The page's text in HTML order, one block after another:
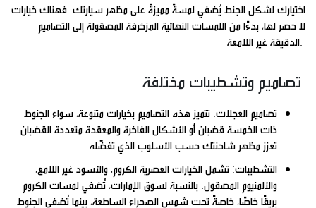
اختيارك لشكل الجنط يُضفي لمسةً مميزةً على مظهر سيارتك. فهناك خيارات
لا حصر لها، بدءًا من اللمسات النهائية المزخرفة المصقولة إلى التصاميم
الدقيقة غير اللامعة.
تصاميم العجلات: تتميز هذه التصاميم بخيارات متنوعة، سواء الجنوط
ذات الخمسة قضبان أو الأشكال الفاخرة والمعقدة متعددة القضبان.
تعزز مظهر شاحنتك حسب الأسلوب الذي تفضّله.
التشطيبات: تشمل الخيارات العصرية الكروم، والأسود غير اللامع،
والألمنيوم المصقول. بالنسبة لسوق الإمارات، تُضفي لمسات الكروم
بريقًا خاصًا، خاصةً تحت شمس الصحراء الساطعة، بينما تُضفي الجنوط